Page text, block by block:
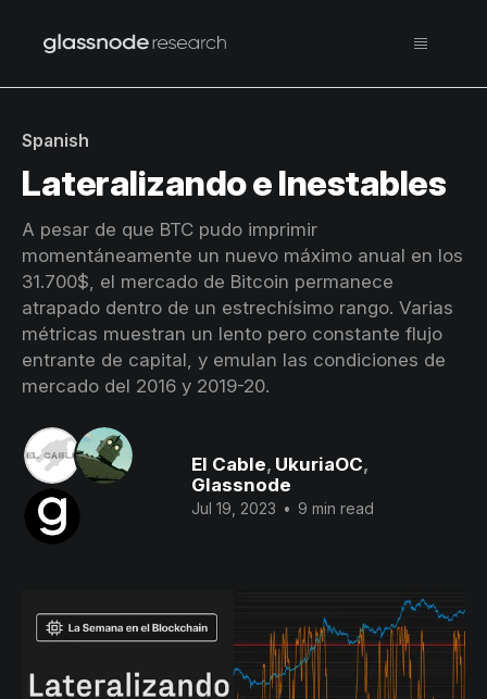
Spanish
Lateralizando e Inestables
A pesar de que BTC pudo imprimir
momentáneamente un nuevo máximo anual en los
31.700$, el mercado de Bitcoin permanece
atrapado dentro de un estrechísimo rango. Varias
métricas muestran un lento pero constante flujo
entrante de capital, y emulan las condiciones de
mercado del 2016 y 2019-20.
El Cable, UkuriaOC,
Glassnode
Jul 19, 2023 • 9 min read